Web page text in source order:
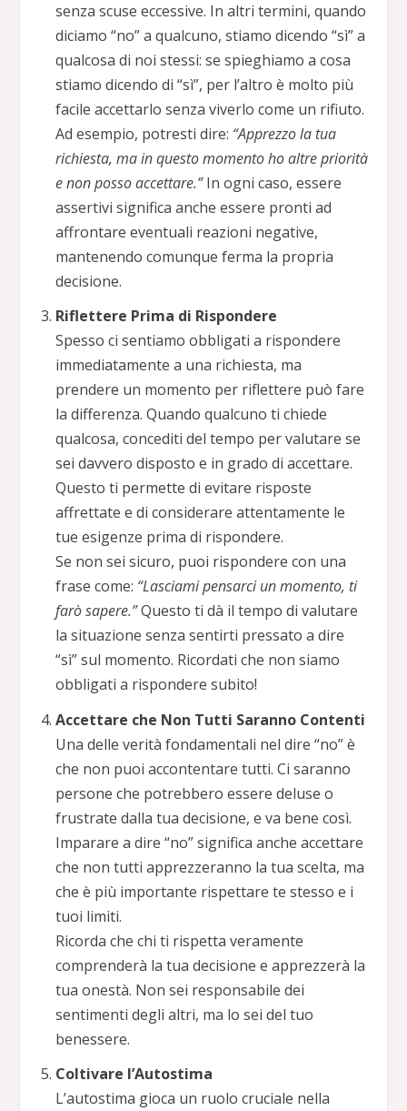
senza scuse eccessive. In altri termini, quando
diciamo “no” a qualcuno, stiamo dicendo “sì” a
qualcosa di noi stessi: se spieghiamo a cosa
stiamo dicendo di “sì”, per l’altro è molto più
facile accettarlo senza viverlo come un rifiuto.
Ad esempio, potresti dire: “Apprezzo la tua
richiesta, ma in questo momento ho altre priorità
e non posso accettare.”In ogni caso, essere
assertivi significa anche essere pronti ad
affrontare eventuali reazioni negative,
mantenendo comunque ferma la propria
decisione.
Riflettere Prima di Rispondere
Spesso ci sentiamo obbligati a rispondere
immediatamente a una richiesta, ma
prendere un momento per riflettere può fare
la differenza. Quando qualcuno ti chiede
qualcosa, concediti del tempo per valutare se
sei davvero disposto e in grado di accettare.
Questo ti permette di evitare risposte
affrettate e di considerare attentamente le
tue esigenze prima di rispondere.
Se non sei sicuro, puoi rispondere con una
frase come: “Lasciami pensarci un momento, ti
farò sapere.”Questo ti dà il tempo di valutare
la situazione senza sentirti pressato a dire
“sì” sul momento. Ricordati che non siamo
obbligati a rispondere subito!
Accettare che Non Tutti Saranno Contenti
Una delle verità fondamentali nel dire “no” è
che non puoi accontentare tutti. Ci saranno
persone che potrebbero essere deluse o
frustrate dalla tua decisione, e va bene così.
Imparare a dire “no” significa anche accettare
che non tutti apprezzeranno la tua scelta, ma
che è più importante rispettare te stesso e i
tuoi limiti.
Ricorda che chi ti rispetta veramente
comprenderà la tua decisione e apprezzerà la
tua onestà. Non sei responsabile dei
sentimenti degli altri, ma lo sei del tuo
benessere.
Coltivare l’Autostima
L’autostima gioca un ruolo cruciale nella